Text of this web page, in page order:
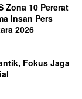
Zona 10 Pererat
Insan Pers
2026
Fokus Jaga